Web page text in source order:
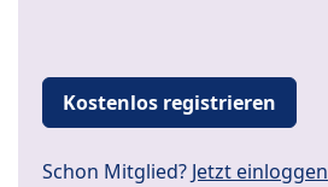
Kostenlos registrieren
Schon Mitglied? Jetzt einloggen